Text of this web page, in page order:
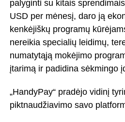
palyginti su kitais
USD per mėnesį, daro ją
kenkėjiškų programų
nereikia specialių leidimų,
numatytąją mokėjimo
įtarimą ir padidina sėkmingo
„HandyPay“ pradėjo vidinį
piktnaudžiavimo savo